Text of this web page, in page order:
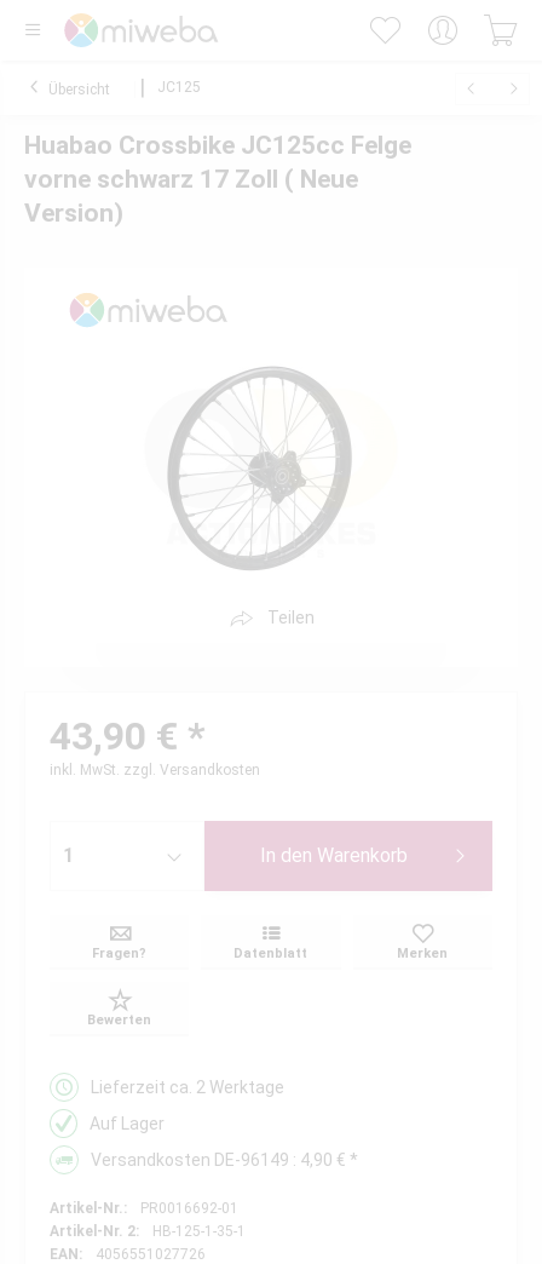
Übersicht JC125
Huabao Crossbike JC125cc Felge
vorne schwarz 17 Zoll ( Neue
Version)
Teilen
43,90 € *
inkl. MwSt. zzgl. Versandkosten
In den Warenkorb
Fragen? Datenblatt Merken
Bewerten
Lieferzeit ca. 2 Werktage
Auf Lager
Versandkosten DE-96149 : 4,90 € *
Artikel-Nr.:
PR0016692-01
Artikel-Nr. 2:
HB-125-1-35-1
EAN:
4056551027726